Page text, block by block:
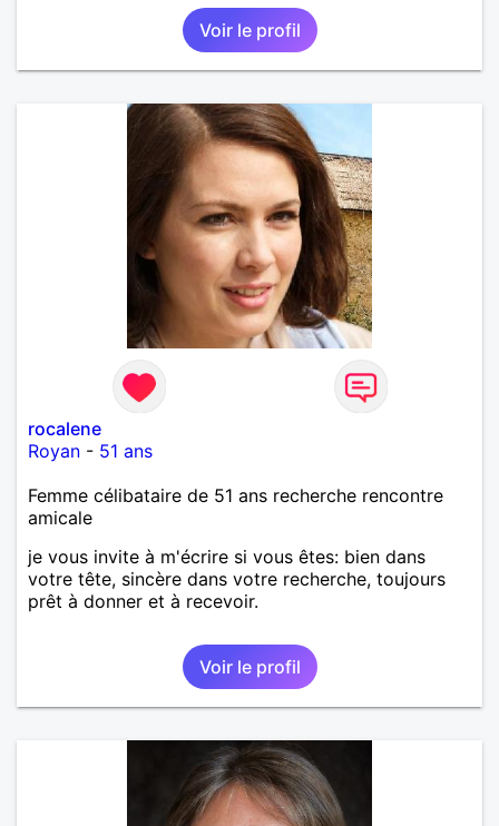
Voir le profil
rocalene
Royan - 51 ans
Femme célibataire de 51 ans recherche rencontre
amicale
je vous invite à m'écrire si vous êtes: bien dans
votre tête, sincère dans votre recherche, toujours
prêt à donner et à recevoir.
Voir le profil